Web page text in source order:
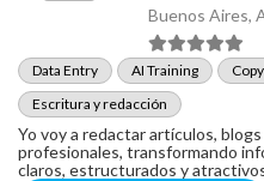
Buenos Aires,
Data Entry AI Training
Escritura y redacción
Yo voy a redactar artículos,
profesionales, transformando
claros, estructurados y